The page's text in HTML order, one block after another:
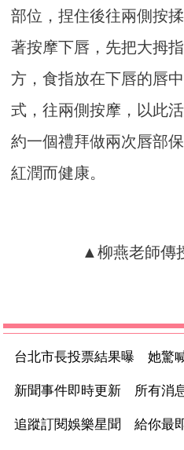
部位，捏住後往兩側按
著按摩下唇，先把大拇
方，食指放在下唇的唇
式，往兩側按摩，以此
約一個禮拜做兩次唇部
紅潤而健康。
▲柳燕老師傳
台北市長投票結果曝 她驚
新聞事件即時更新 所有消
追蹤訂閱娛樂星聞 給你最